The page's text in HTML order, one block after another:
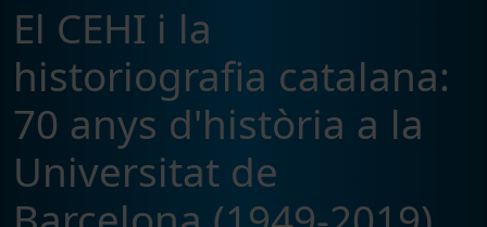
El CEHI i la
historiografia catalana:
70 anys d'història a la
Universitat de